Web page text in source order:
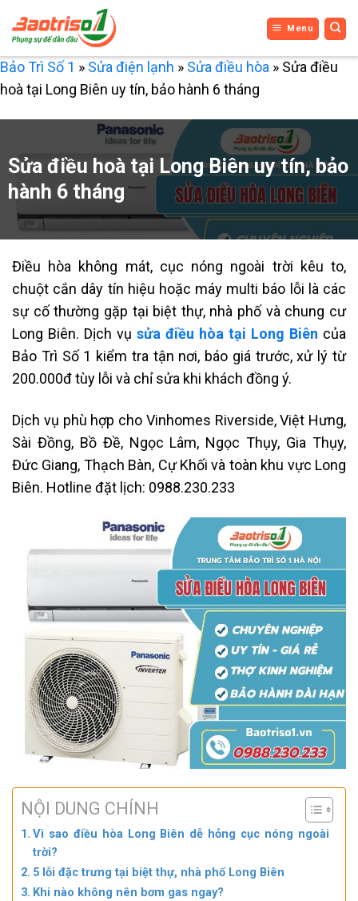
qua
nội
dung
Menu
Bảo Trì Số 1 » Sửa điện lạnh » Sửa điều hòa » Sửa điều
hoà tại Long Biên uy tín, bảo hành 6 tháng
Sửa điều hoà tại Long Biên uy tín, bảo
hành 6 tháng
Điều hòa không mát, cục nóng ngoài trời kêu to,
chuột cắn dây tín hiệu hoặc máy multi báo lỗi là các
sự cố thường gặp tại biệt thự, nhà phố và chung cư
Long Biên. Dịch vụ sửa điều hòa tại Long Biên của
Bảo Trì Số 1 kiểm tra tận nơi, báo giá trước, xử lý từ
200.000đ tùy lỗi và chỉ sửa khi khách đồng ý.
Dịch vụ phù hợp cho Vinhomes Riverside, Việt Hưng,
Sài Đồng, Bồ Đề, Ngọc Lâm, Ngọc Thụy, Gia Thụy,
Đức Giang, Thạch Bàn, Cự Khối và toàn khu vực Long
Biên. Hotline đặt lịch: 0988.230.233
NỘI DUNG CHÍNH
Vì sao điều hòa Long Biên dễ hỏng cục nóng ngoài
trời?
5 lỗi đặc trưng tại biệt thự, nhà phố Long Biên
Khi nào không nên bơm gas ngay?